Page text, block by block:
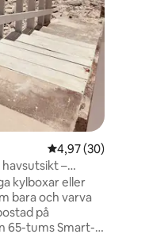
4,97 av 5 i
4,97 (30)
–
kylboxar eller
bara och varva
på
65-tums Smart-